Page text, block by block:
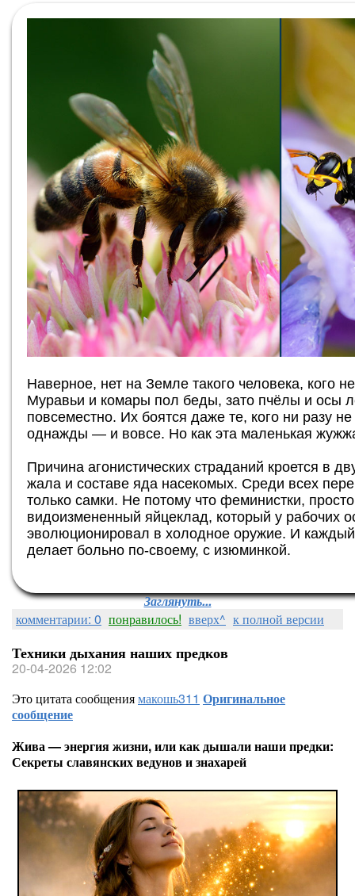
Наверное, нет на Земле такого человека, кого
Муравьи и комары пол беды, зато пчёлы и осы
повсеместно. Их боятся даже те, кого ни разу
однажды — и вовсе. Но как эта маленькая
Причина агонистических страданий кроется в
жала и составе яда насекомых. Среди всех
только самки. Не потому что феминистки,
видоизмененный яйцеклад, который у рабочих
эволюционировал в холодное оружие. И каждый
делает больно по-своему, с изюминкой.
Заглянуть...
комментарии: 0 понравилось! вверх^ к полной версии
Техники дыхания наших предков
20-04-2026 12:02
Это цитата сообщениямакошь311 Оригинальное
сообщение
Жива — энергия жизни, или как дышали наши предки:
Секреты славянских ведунов и знахарей